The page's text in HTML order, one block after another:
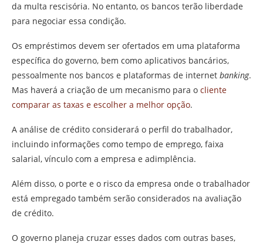
da multa rescisória. No entanto, os bancos terão liberdade
para negociar essa condição.
Os empréstimos devem ser ofertados em uma plataforma
específica do governo, bem como aplicativos bancários,
pessoalmente nos bancos e plataformas de internet banking.
Mas haverá a criação de um mecanismo para o cliente
comparar as taxas e escolher a melhor opção.
A análise de crédito considerará o perfil do trabalhador,
incluindo informações como tempo de emprego, faixa
salarial, vínculo com a empresa e adimplência.
Além disso, o porte e o risco da empresa onde o trabalhador
está empregado também serão considerados na avaliação
de crédito.
O governo planeja cruzar esses dados com outras bases,